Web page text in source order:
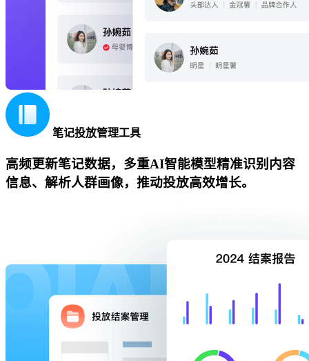
笔记投放管理工具
高频更新笔记数据，多重AI智能模型精准识别内容
信息、解析人群画像，推动投放高效增长。